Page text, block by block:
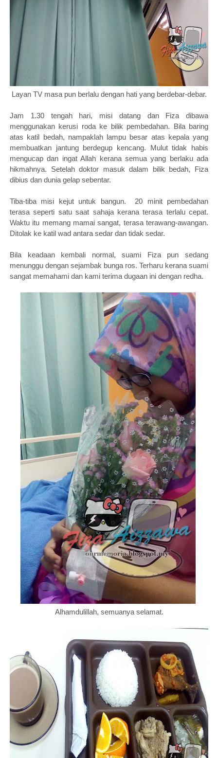
Layan TV masa pun berlalu dengan hati yang berdebar-debar.
Jam 1.30 tengah hari, misi datang dan Fiza dibawa
menggunakan kerusi roda ke bilik pembedahan. Bila baring
atas katil bedah, nampaklah lampu besar atas kepala yang
membuatkan jantung berdegup kencang. Mulut tidak habis
mengucap dan ingat Allah kerana semua yang berlaku ada
hikmahnya. Setelah doktor masuk dalam bilik bedah, Fiza
dibius dan dunia gelap sebentar.
Tiba-tiba misi kejut untuk bangun. 20 minit pembedahan
terasa seperti satu saat sahaja kerana terasa terlalu cepat.
Waktu itu memang mamai sangat, terasa terawang-awangan.
Ditolak ke katil wad antara sedar dan tidak sedar.
Bila keadaan kembali normal, suami Fiza pun sedang
menunggu dengan sejambak bunga ros. Terharu kerana suami
sangat memahami dan kami terima dugaan ini dengan redha.
Alhamdulillah, semuanya selamat.